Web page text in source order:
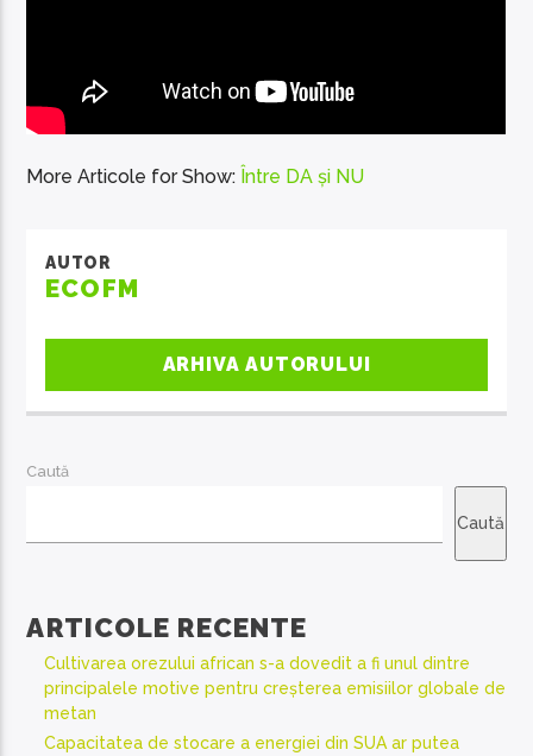
More Articole for Show: Între DA și NU
AUTOR
ECOFM
ARHIVA AUTORULUI
Caută
Caută
ARTICOLE RECENTE
Cultivarea orezului african s-a dovedit a fi unul dintre
principalele motive pentru creșterea emisiilor globale de
metan
Capacitatea de stocare a energiei din SUA ar putea